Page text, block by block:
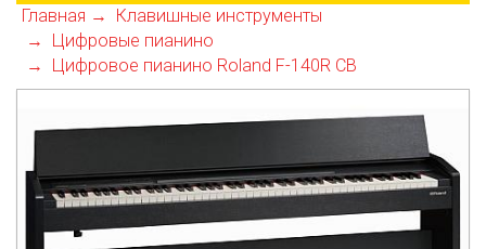
Главная
Клавишные инструменты
Цифровые пианино
Цифровое пианино Roland F-140R CB